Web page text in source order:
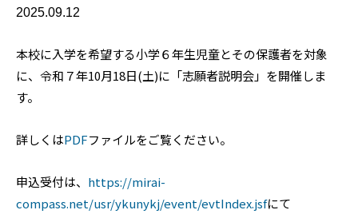
2025.09.12
本校に入学を希望する小学６年生児童とその保護者を対象
に、令和７年10月18日(土)に「志願者説明会」を開催しま
す。
詳しくはPDFファイルをご覧ください。
申込受付は、 https://mirai-
compass.net/usr/ykunykj/event/evtIndex.jsfにて